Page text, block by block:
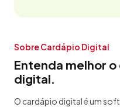
Sobre Cardápio Digital
Entenda melhor
digital.
O cardápio digital é um